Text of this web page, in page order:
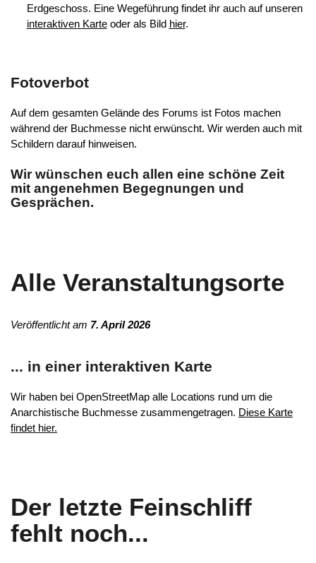
Erdgeschoss. Eine Wegeführung findet ihr auch auf unseren
interaktiven Karteoder als Bild hier.
Fotoverbot
Auf dem gesamten Gelände des Forums ist Fotos machen
während der Buchmesse nicht erwünscht. Wir werden auch mit
Schildern darauf hinweisen.
Wir wünschen euch allen eine schöne Zeit
mit angenehmen Begegnungen und
Gesprächen.
Alle Veranstaltungsorte
Veröffentlicht am 7. April 2026
... in einer interaktiven Karte
Wir haben bei OpenStreetMap alle Locations rund um die
Anarchistische Buchmesse zusammengetragen. Diese Karte
findet hier.
Der letzte Feinschliff
fehlt noch...